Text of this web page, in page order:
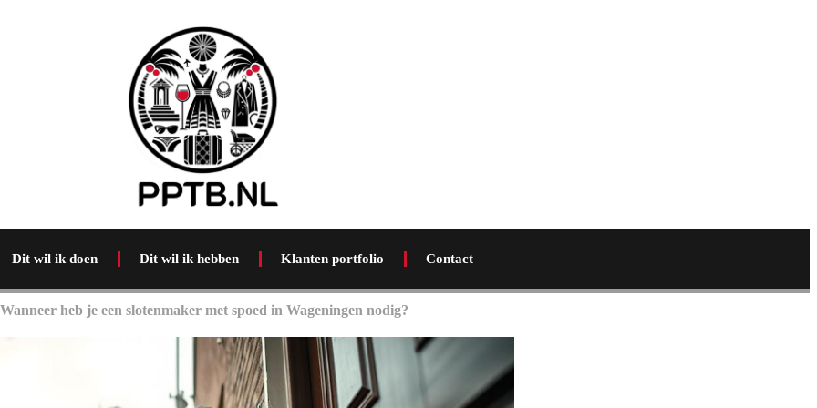
Dit wil ik doen Dit wil ik hebben Klanten portfolio Contact
Wanneer heb je een slotenmaker met spoed in Wageningen nodig?